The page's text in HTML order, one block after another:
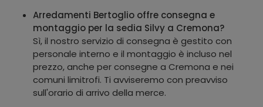
Arredamenti Bertoglio offre consegna e
montaggio per la sedia Silvy a Cremona?
Sì, il nostro servizio di consegna è gestito con
personale interno e il montaggio è incluso nel
prezzo, anche per consegne a Cremona e nei
comuni limitrofi. Ti avviseremo con preavviso
sull'orario di arrivo della merce.